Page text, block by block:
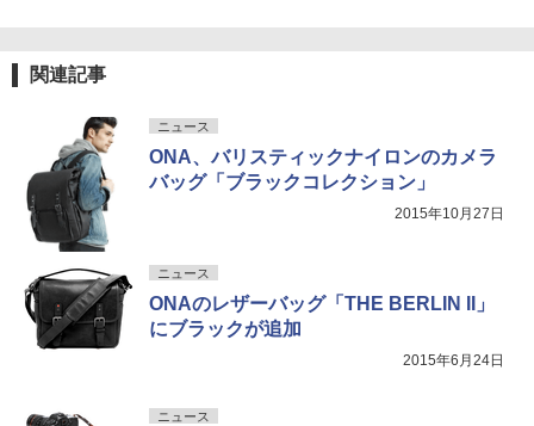
関連記事
ニュース
ONA、バリスティックナイロンのカメラ
バッグ「ブラックコレクション」
2015年10月27日
ニュース
ONAのレザーバッグ「THE BERLIN II」
にブラックが追加
2015年6月24日
ニュース